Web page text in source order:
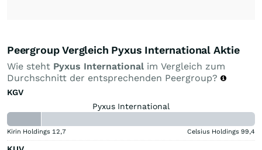
Peergroup Vergleich Pyxus International Aktie
Wie steht Pyxus International im Vergleich zum
Durchschnitt der entsprechenden Peergroup?
KGV
Pyxus International
Kirin Holdings 12,7 Celsius Holdings 99,4